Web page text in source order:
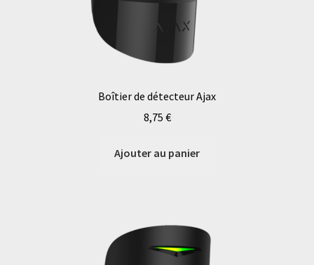
Boîtier de détecteur Ajax
8,75 €
Ajouter au panier